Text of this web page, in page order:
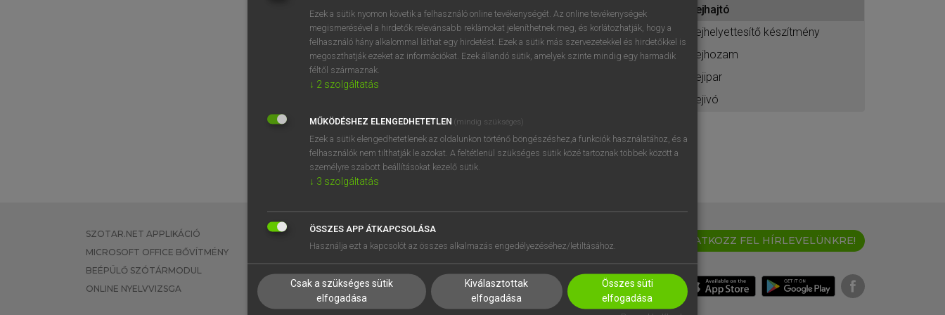
BELÉPÉS
próbaverziójának elindításához
regisztrálok ésbelépek.
REGISZTRÁCIÓ
tejhajtó
tejhelyettesítő készítmény
tejhozam
tejipar
tejivó
SZOTAR.NET APPLIKÁCIÓ
MICROSOFT OFFICE BŐVÍTMÉNY
BEÉPÜLŐ SZÓTÁRMODUL
ONLINE NYELVVIZSGA
EGYÉNI FELHASZNÁLÓKNAK
TANULÓKNAK
VÁLLALATI MEGOLDÁSOK
SÚGÓ
RÓLUNK
SÜTI BEÁLLÍTÁSOK
IRATKOZZ FEL HÍRLEVELÜNKRE!
Ezek a sütik nyomon követik a felhasználó online tevékenységét. Az online tevékenységek
megismerésével a hirdetők relevánsabb reklámokat jeleníthetnek meg, és korlátozhatják, hogy a
felhasználó hány alkalommal láthat egy hirdetést. Ezek a sütik más szervezetekkel és hirdetőkkel is
megoszthatják ezeket az információkat. Ezek állandó sütik, amelyek szinte mindig egy harmadik
féltől származnak.
↓ 2 szolgáltatás
MŰKÖDÉSHEZ ELENGEDHETETLEN (mindig szükséges)
Ezek a sütik elengedhetetlenek az oldalunkon történő böngészéshez,a funkciók használatához, és a
felhasználók nem tilthatják le azokat. A feltétlenül szükséges sütik közé tartoznak többek között a
személyre szabott beállításokat kezelő sütik.
↓ 3 szolgáltatás
ÖSSZES APP ÁTKAPCSOLÁSA
Használja ezt a kapcsolót az összes alkalmazás engedélyezéséhez/letiltásához.
Csak a szükséges sütik
elfogadása
Kiválasztottak
elfogadása
Összes süti
elfogadása